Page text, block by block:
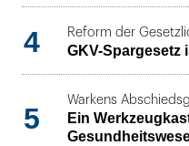
4 Reform der
GKV-Spargesetz
5
Warkens
Ein